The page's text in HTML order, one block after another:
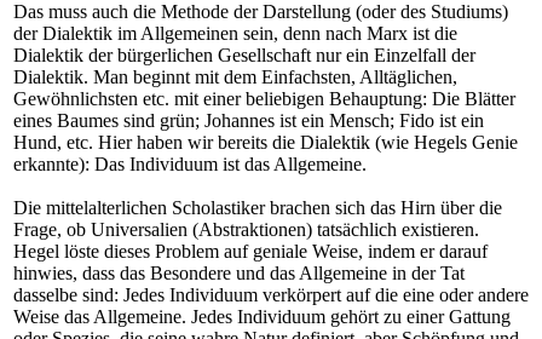
Das muss auch die Methode der Darstellung (oder des Studiums)
der Dialektik im Allgemeinen sein, denn nach Marx ist die
Dialektik der bürgerlichen Gesellschaft nur ein Einzelfall der
Dialektik. Man beginnt mit dem Einfachsten, Alltäglichen,
Gewöhnlichsten etc. mit einer beliebigen Behauptung: Die Blätter
eines Baumes sind grün; Johannes ist ein Mensch; Fido ist ein
Hund, etc. Hier haben wir bereits die Dialektik (wie Hegels Genie
erkannte): Das Individuum ist das Allgemeine.
Die mittelalterlichen Scholastiker brachen sich das Hirn über die
Frage, ob Universalien (Abstraktionen) tatsächlich existieren.
Hegel löste dieses Problem auf geniale Weise, indem er darauf
hinwies, dass das Besondere und das Allgemeine in der Tat
dasselbe sind: Jedes Individuum verkörpert auf die eine oder andere
Weise das Allgemeine. Jedes Individuum gehört zu einer Gattung